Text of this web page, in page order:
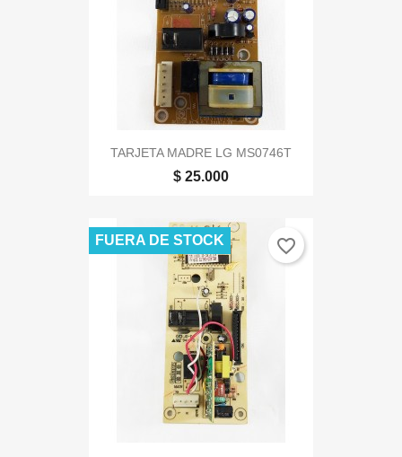
TARJETA MADRE LG MS0746T
$ 25.000
FUERA DE STOCK favorite_border